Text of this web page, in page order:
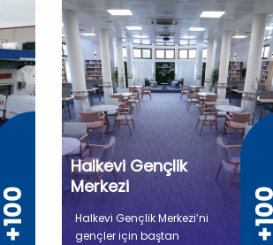
Halkevi Gençlik
Merkezi
Halkevi Gençlik Merkezi’ni
gençler için baştan